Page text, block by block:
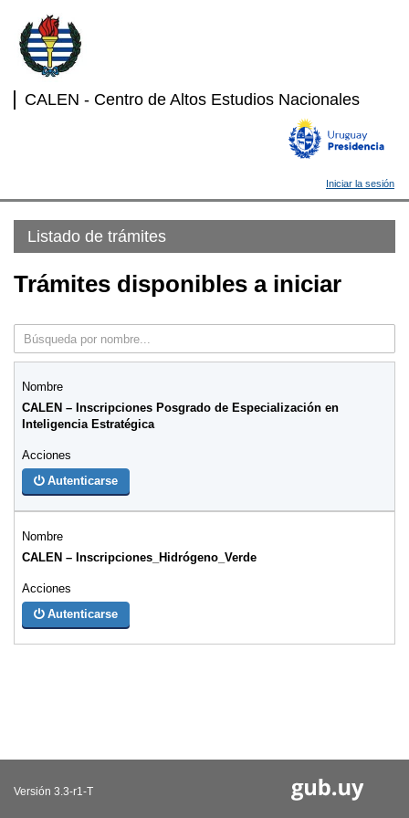
CALEN - Centro de Altos Estudios Nacionales
Iniciar la sesión
Listado de trámites
Trámites disponibles a iniciar
CALEN – Inscripciones Posgrado de Especialización en
Inteligencia Estratégica
Autenticarse
CALEN – Inscripciones_Hidrógeno_Verde
Autenticarse
Versión 3.3-r1-T